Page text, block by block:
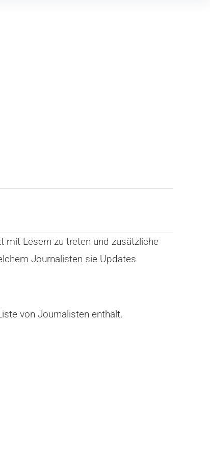
mit Lesern zu treten und zusätzliche
Journalisten sie Updates
von Journalisten enthält.